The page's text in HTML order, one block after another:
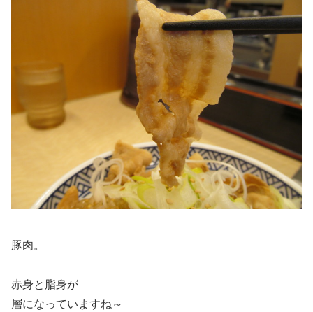
豚肉。
赤身と脂身が
層になっていますね～